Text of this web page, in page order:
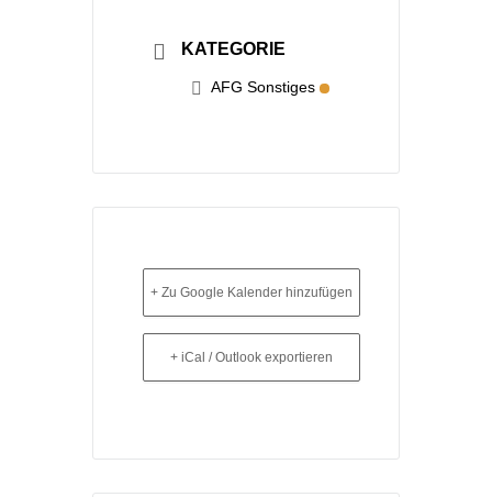
KATEGORIE
AFG Sonstiges
+ Zu Google Kalender hinzufügen
+ iCal / Outlook exportieren